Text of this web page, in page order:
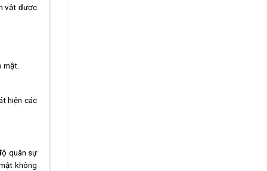
vật được
mật.
hiện các
quân sự
không